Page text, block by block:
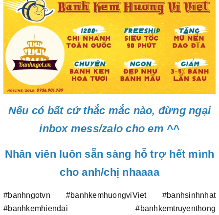
Nếu có bất cứ thắc mắc nào, đừng ngại
inbox mess/zalo cho em ^^
Nhân viên luôn sẵn sàng hỗ trợ hết mình
cho anh/chị nhaaaa
#banhngotvn #banhkemhuongviViet #banhsinhnhat
#banhkemhiendai #banhkemtruyenthong